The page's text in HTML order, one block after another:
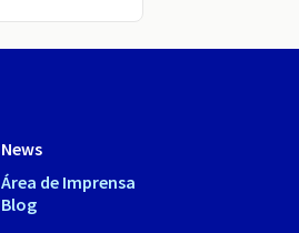
News
Área de Imprensa
Blog